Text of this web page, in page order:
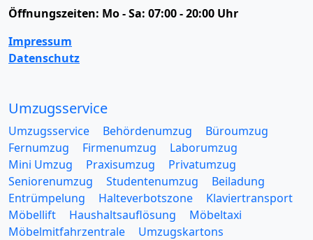
Öffnungszeiten: Mo - Sa: 07:00 - 20:00 Uhr
Impressum
Datenschutz
Umzugsservice
Umzugsservice Behördenumzug
Büroumzug
Fernumzug
Firmenumzug
Laborumzug
Mini Umzug
Praxisumzug
Privatumzug
Seniorenumzug
Studentenumzug
Beiladung
Entrümpelung
Halteverbotszone
Klaviertransport
Möbellift
Haushaltsauflösung
Möbeltaxi
Möbelmitfahrzentrale
Umzugskartons